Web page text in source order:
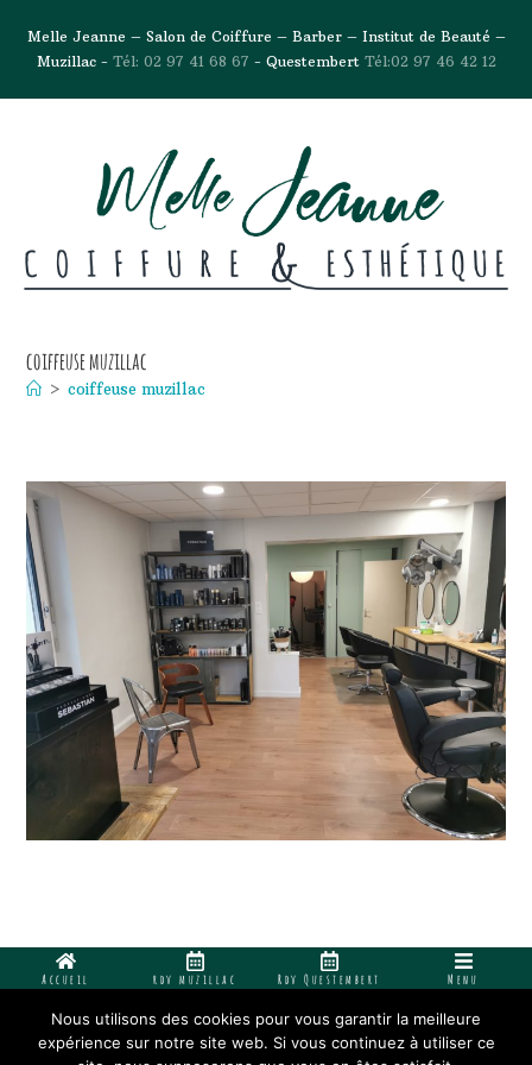
Melle Jeanne – Salon de Coiffure – Barber – Institut de Beauté –
Muzillac - Tél: 02 97 41 68 67 - Questembert Tél:02 97 46 42 12
coiffeuse muzillac
> coiffeuse muzillac
Accueil rdv muzillac Rdv Questembert Menu
COPYRIGHT 2022 - MELLE JEANNE - SALON DE COIFFURE -
Nous utilisons des cookies pour vous garantir la meilleure
expérience sur notre site web. Si vous continuez à utiliser ce